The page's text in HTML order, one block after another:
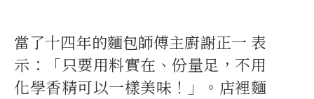
當了十四年的麵包師傅主廚謝正一 表
示：「只要用料實在、份量足，不用
化學香精可以一樣美味！」。店裡麵